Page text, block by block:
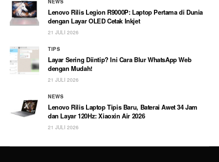
NEWS
Lenovo Rilis Legion R9000P: Laptop Pertama di Dunia
dengan Layar OLED Cetak Inkjet
21 JULI 2026
TIPS
Layar Sering Diintip? Ini Cara Blur WhatsApp Web
dengan Mudah!
21 JULI 2026
NEWS
Lenovo Rilis Laptop Tipis Baru, Baterai Awet 34 Jam
dan Layar 120Hz: Xiaoxin Air 2026
21 JULI 2026